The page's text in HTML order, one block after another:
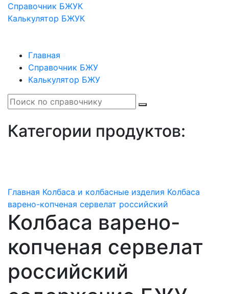
Справочник БЖУК
Калькулятор БЖУК
Главная
Справочник БЖУ
Калькулятор БЖУ
Категории продуктов:
Главная Колбаса и колбасные изделия Колбаса
варено-копченая сервелат российский
Колбаса варено-
копченая сервелат
российский